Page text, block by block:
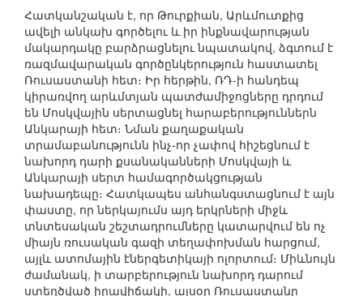
Հատկանշական է, որ Թուրքիան, Արևմուտքից
ավելի անկախ գործելու և իր ինքնավարության
մակարդակը բարձրացնելու նպատակով, ձգտում է
ռազմավարական գործընկերություն հաստատել
Ռուսաստանի հետ։ Իր հերթին, ՌԴ-ի հանդեպ
կիրառվող արևմտյան պատժամիջոցները դրդում
են Մոսկվային սերտացնել հարաբերություններն
Անկարայի հետ։ Նման քաղաքական
տրամաբանությունն ինչ-որ չափով հիշեցնում է
նախորդ դարի քսանականների Մոսկվայի և
Անկարայի սերտ համագործակցության
նախադեպը։ Հատկապես անհանգստացնում է այն
փաստը, որ ներկայումս այդ երկրների միջև
տնտեսական շեշտադրումները կատարվում են ոչ
միայն ռուսական գազի տեղափոխման հարցում,
այլև ատոմային էներգետիկայի ոլորտում։ Միևնույն
ժամանակ, ի տարբերություն նախորդ դարում
ստեղծված իրավիճակի, այսօր Ռուսաստանը